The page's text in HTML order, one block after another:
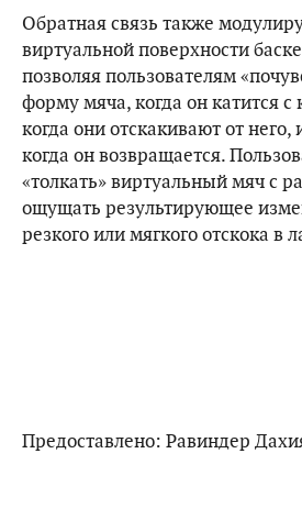
Обратная связь также
виртуальной поверхности
позволяя пользователям
форму мяча, когда он катится с
когда они отскакивают от
когда он возвращается.
«толкать» виртуальный мяч с
ощущать результирующее
резкого или мягкого отскока в
Предоставлено: Равиндер